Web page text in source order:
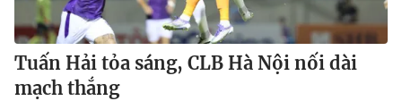
Tuấn Hải tỏa sáng, CLB Hà Nội nối dài
mạch thắng